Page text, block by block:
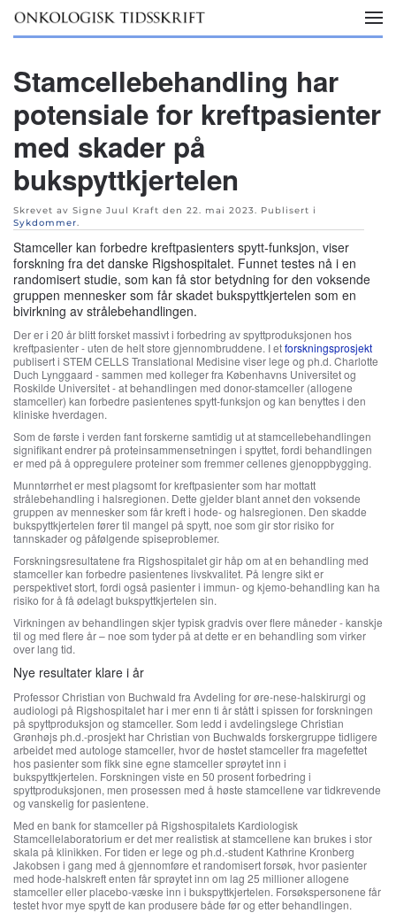
Stamcellebehandling har
potensiale for kreftpasienter
med skader på
bukspyttkjertelen
Skrevet av Signe Juul Kraft den 22. mai 2023. Publisert i
Sykdommer.
Stamceller kan forbedre kreftpasienters spytt-funksjon, viser
forskning fra det danske Rigshospitalet. Funnet testes nå i en
randomisert studie, som kan få stor betydning for den voksende
gruppen mennesker som får skadet bukspyttkjertelen som en
bivirkning av strålebehandlingen.
Der er i 20 år blitt forsket massivt i forbedring av spyttproduksjonen hos
kreftpasienter - uten de helt store gjennombruddene. I etforskningsprosjekt
publisert i STEM CELLS Translational Medisine viser lege og ph.d. Charlotte
Duch Lynggaard - sammen med kolleger fra Københavns Universitet og
Roskilde Universitet - at behandlingen med donor-stamceller (allogene
stamceller) kan forbedre pasientenes spytt-funksjon og kan benyttes i den
kliniske hverdagen.
Som de første i verden fant forskerne samtidig ut at stamcellebehandlingen
signifikant endrer på proteinsammensetningen i spyttet, fordi behandlingen
er med på å oppregulere proteiner som fremmer cellenes gjenoppbygging.
Munntørrhet er mest plagsomt for kreftpasienter som har mottatt
strålebehandling i halsregionen. Dette gjelder blant annet den voksende
gruppen av mennesker som får kreft i hode- og halsregionen. Den skadde
bukspyttkjertelen fører til mangel på spytt, noe som gir stor risiko for
tannskader og påfølgende spiseproblemer.
Forskningsresultatene fra Rigshospitalet gir håp om at en behandling med
stamceller kan forbedre pasientenes livskvalitet. På lengre sikt er
perspektivet stort, fordi også pasienter i immun- og kjemo-behandling kan ha
risiko for å få ødelagt bukspyttkjertelen sin.
Virkningen av behandlingen skjer typisk gradvis over flere måneder - kanskje
til og med flere år – noe som tyder på at dette er en behandling som virker
over lang tid.
Nye resultater klare i år
Professor Christian von Buchwald fra Avdeling for øre-nese-halskirurgi og
audiologi på Rigshospitalet har i mer enn ti år stått i spissen for forskningen
på spyttproduksjon og stamceller. Som ledd i avdelingslege Christian
Grønhøjs ph.d.-prosjekt har Christian von Buchwalds forskergruppe tidligere
arbeidet med autologe stamceller, hvor de høstet stamceller fra magefettet
hos pasienter som fikk sine egne stamceller sprøytet inn i
bukspyttkjertelen. Forskningen viste en 50 prosent forbedring i
spyttproduksjonen, men prosessen med å høste stamcellene var tidkrevende
og vanskelig for pasientene.
Med en bank for stamceller på Rigshospitalets Kardiologisk
Stamcellelaboratorium er det mer realistisk at stamcellene kan brukes i stor
skala på klinikken. For tiden er lege og ph.d.-student Kathrine Kronberg
Jakobsen i gang med å gjennomføre et randomisert forsøk, hvor pasienter
med hode-halskreft enten får sprøytet inn om lag 25 millioner allogene
stamceller eller placebo-væske inn i bukspyttkjertelen. Forsøkspersonene får
testet hvor mye spytt de kan produsere både før og etter behandlingen.